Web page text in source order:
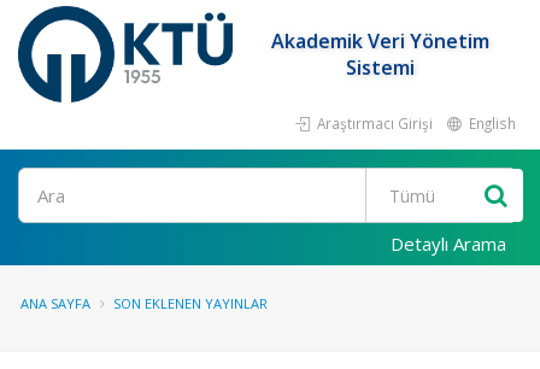
Akademik Veri Yönetim
Sistemi
Araştırmacı Girişi English
Ara
Detaylı Arama
ANA SAYFA SON EKLENEN YAYINLAR